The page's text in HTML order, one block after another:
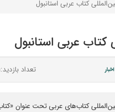
کتاب عربی استانبول
عربی استانبول
اخبار تعداد بازدید:۹۳۱۱
کتاب‌های عربی تحت عنوان